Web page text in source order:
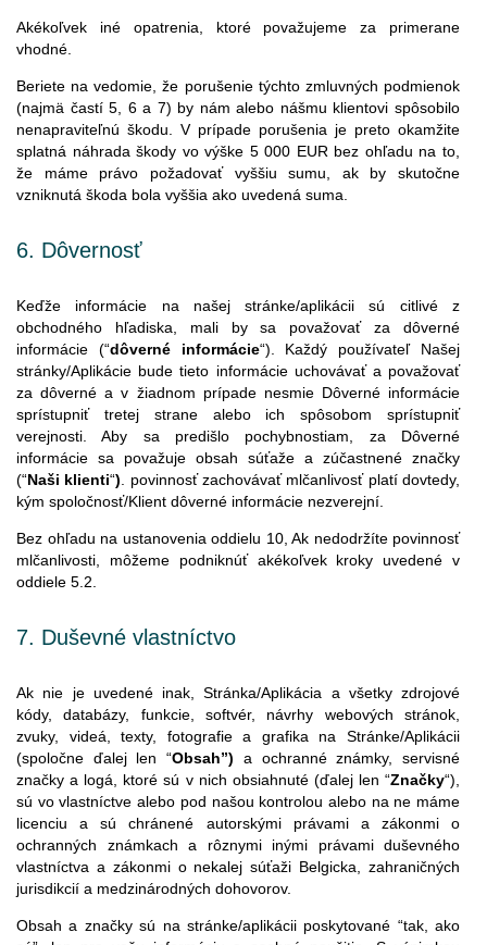
Akékoľvek iné opatrenia, ktoré považujeme za primerane
vhodné.
Beriete na vedomie, že porušenie týchto zmluvných podmienok
(najmä častí 5, 6 a 7) by nám alebo nášmu klientovi spôsobilo
nenapraviteľnú škodu. V prípade porušenia je preto okamžite
splatná náhrada škody vo výške 5 000 EUR bez ohľadu na to,
že máme právo požadovať vyššiu sumu, ak by skutočne
vzniknutá škoda bola vyššia ako uvedená suma.
6. Dôvernosť
Keďže informácie na našej stránke/aplikácii sú citlivé z
obchodného hľadiska, mali by sa považovať za dôverné
informácie (“dôverné informácie“). Každý používateľ Našej
stránky/Aplikácie bude tieto informácie uchovávať a považovať
za dôverné a v žiadnom prípade nesmie Dôverné informácie
sprístupniť tretej strane alebo ich spôsobom sprístupniť
verejnosti. Aby sa predišlo pochybnostiam, za Dôverné
informácie sa považuje obsah súťaže a zúčastnené značky
(“Naši klienti“) . povinnosť zachovávať mlčanlivosť platí dovtedy,
kým spoločnosť/Klient dôverné informácie nezverejní.
Bez ohľadu na ustanovenia oddielu 10, Ak nedodržíte povinnosť
mlčanlivosti, môžeme podniknúť akékoľvek kroky uvedené v
oddiele 5.2.
7. Duševné vlastníctvo
Ak nie je uvedené inak, Stránka/Aplikácia a všetky zdrojové
kódy, databázy, funkcie, softvér, návrhy webových stránok,
zvuky, videá, texty, fotografie a grafika na Stránke/Aplikácii
(spoločne ďalej len “Obsah”) a ochranné známky, servisné
značky a logá, ktoré sú v nich obsiahnuté (ďalej len “Značky“),
sú vo vlastníctve alebo pod našou kontrolou alebo na ne máme
licenciu a sú chránené autorskými právami a zákonmi o
ochranných známkach a rôznymi inými právami duševného
vlastníctva a zákonmi o nekalej súťaži Belgicka, zahraničných
jurisdikcií a medzinárodných dohovorov.
Obsah a značky sú na stránke/aplikácii poskytované “tak, ako